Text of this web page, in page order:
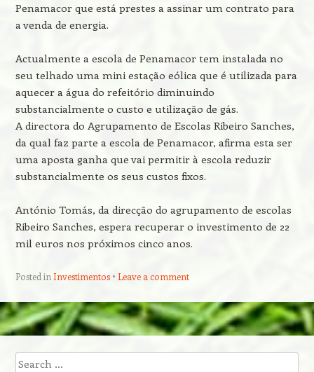
Penamacor que está prestes a assinar um contrato para
a venda de energia.
Actualmente a escola de Penamacor tem instalada no
seu telhado uma mini estação eólica que é utilizada para
aquecer a água do refeitório diminuindo
substancialmente o custo e utilização de gás.
A directora do Agrupamento de Escolas Ribeiro Sanches,
da qual faz parte a escola de Penamacor, afirma esta ser
uma aposta ganha que vai permitir à escola reduzir
substancialmente os seus custos fixos.
António Tomás, da direcção do agrupamento de escolas
Ribeiro Sanches, espera recuperar o investimento de 22
mil euros nos próximos cinco anos.
Posted inInvestimentos Leave a comment
Post navigation
Search